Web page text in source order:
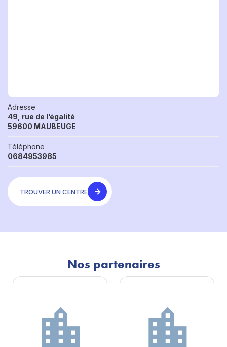
Adresse
49, rue de l’égalité
59600 MAUBEUGE
Téléphone
0684953985
TROUVER UN CENTRE
Nos partenaires